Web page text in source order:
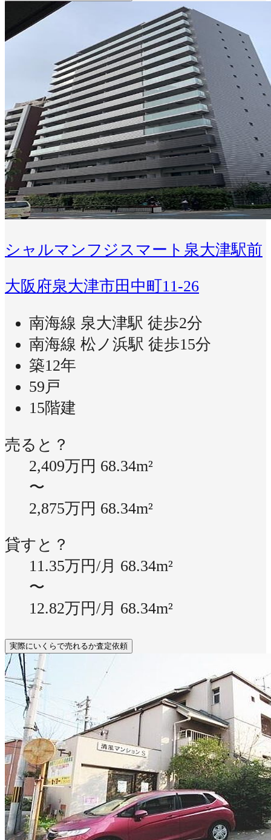
シャルマンフジスマート泉大津駅前
大阪府泉大津市田中町11-26
南海線 泉大津駅 徒歩2分
南海線 松ノ浜駅 徒歩15分
築12年
59戸
15階建
売ると？
2,409万円 68.34m²
〜
2,875万円 68.34m²
貸すと？
11.35万円/月 68.34m²
〜
12.82万円/月 68.34m²
実際にいくらで売れるか査定依頼